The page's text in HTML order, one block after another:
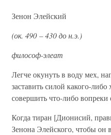
Зенон Элейский
(ок. 490 – 430 до н.э.)
философ-элеат
Легче окунуть в воду мех,
заставить силой какого-либо
совершить что-либо вопреки
Когда тиран [Дионисий,
Зенона Элейского, чтобы он